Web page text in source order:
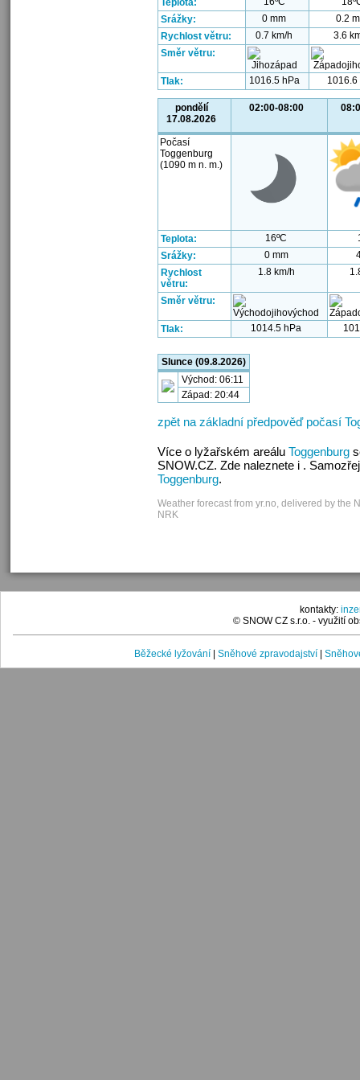
Teplota:
Srážky:
0 mm
0.2
Rychlost větru:
0.7 km/h
3.6
Směr větru:
Tlak: 1016.5 hPa 1016.6
pondělí
17.08.2026
02:00-08:00
Počasí
Toggenburg
(1090 m n. m.)
Teplota: 16ºC
Srážky:
0 mm
Rychlost
větru:
1.8 km/h
Směr větru:
Tlak: 1014.5 hPa
Slunce (09.8.2026)
Východ: 06:11
Západ: 20:44
zpět na základní předpověď počasí
Více o lyžařském areálu Toggenburg
SNOW.CZ. Zde naleznete i .
Toggenburg.
Weather forecast from yr.no, delivered by the
NRK
kontakty:
© SNOW CZ s.r.o. - využití
Běžecké lyžování Sněhové zpravodajství